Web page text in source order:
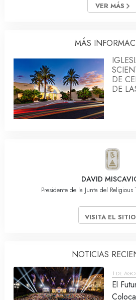
VER MÁS
MÁS
DE
DE
DAVID
Presidente de la Junta del
VISITA EL SITIO
NOTICIAS
1 DE
El